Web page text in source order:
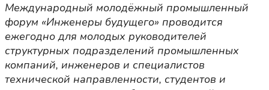
Международный молодёжный промышленный
форум «Инженеры будущего» проводится
ежегодно для молодых руководителей
структурных подразделений промышленных
компаний, инженеров и специалистов
технической направленности, студентов и